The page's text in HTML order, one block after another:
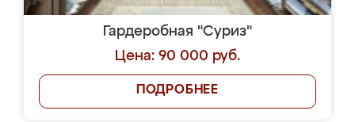
Гардеробная "Суриз"
Цена: 90 000 руб.
ПОДРОБНЕЕ